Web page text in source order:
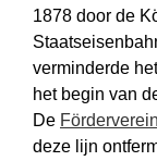
1878 door de
verminderde
het begin van
De
deze lijn